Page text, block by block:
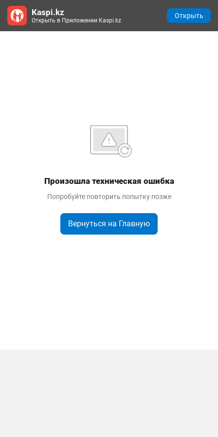
Произошла техническая ошибка
Попробуйте повторить попытку позже
Вернуться на Главную
Kaspi.kz
Открыть в Приложении Kaspi.kz
Открыть